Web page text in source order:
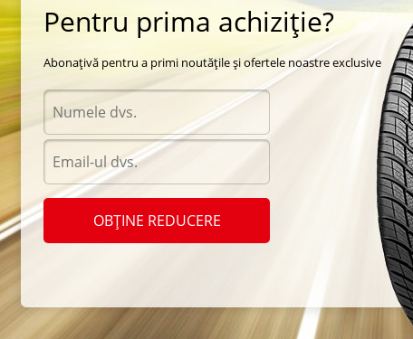
auto
100
Cod produs: AT-2587
Pentru prima achiziție?
Abonațivă pentru a primi noutățile și ofertele noastre exclusive
OBȚINE REDUCERE